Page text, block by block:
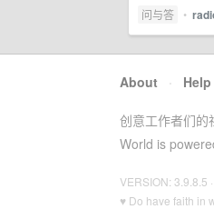
问与答 •
About · Help
创意工作者们的
World is
VERSION: 3.9.8.5
♥ Do have faith in